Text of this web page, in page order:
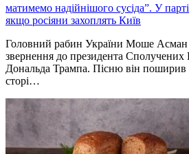
матимемо надійнішого сусіда”. У
якщо росіяни захоплять Київ
Головний рабин України Моше Асман
звернення до президента
Дональда Трампа. Пісню він поширив
сторі…